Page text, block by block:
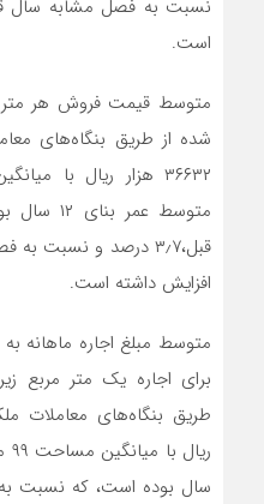
است.
متوسط قیمت فروش هر متر
شده از طریق بنگاه‌های
متوسط
افزایش داشته است.
متوسط مبلغ اجاره‌ ماهانه
برای اجاره یک متر مربع